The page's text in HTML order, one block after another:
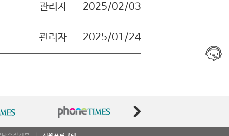
관리자 2025/02/03
관리자 2025/01/24